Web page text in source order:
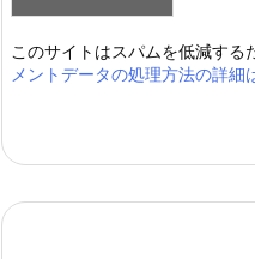
このサイトはスパムを低減する
メントデータの処理方法の詳細